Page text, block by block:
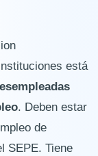
está
. Deben estar
de
SEPE. Tiene